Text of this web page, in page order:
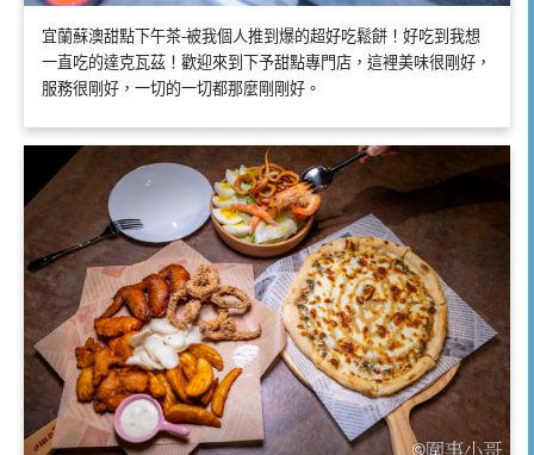
宜蘭蘇澳甜點下午茶-被我個人推到爆的超好吃鬆餅！好吃到我想
一直吃的達克瓦茲！歡迎來到下予甜點專門店，這裡美味很剛好，
服務很剛好，一切的一切都那麼剛剛好。